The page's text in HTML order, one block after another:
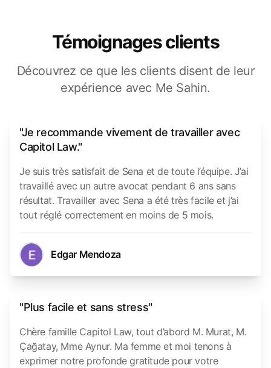
Témoignages clients
Découvrez ce que les clients disent de leur
expérience avec Me Sahin.
"Je recommande vivement de travailler avec
Capitol Law."
Je suis très satisfait de Sena et de toute l’équipe. J’ai
travaillé avec un autre avocat pendant 6 ans sans
résultat. Travailler avec Sena a été très facile et j’ai
tout réglé correctement en moins de 5 mois.
Edgar Mendoza
"Plus facile et sans stress"
Chère famille Capitol Law, tout d’abord M. Murat, M.
Çağatay, Mme Aynur. Ma femme et moi tenons à
exprimer notre profonde gratitude pour votre